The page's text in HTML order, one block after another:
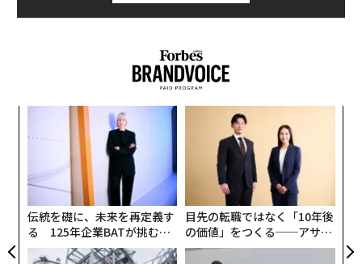
この取り組みは、欧州におけるAI業界の基礎を築くこと
伝統を礎に、未来を再定義す
る 125年企業BATが挑むス
モークレスな未来
目先の転職ではなく「10年後
の価値」をつくる──アサイ
ンの長期伴走型支援とは